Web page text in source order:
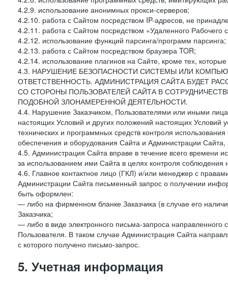
4.2.9. использование анонимных прокси-серверов;
4.2.10. работа с Сайтом посредством IP-адресов, не
4.2.11. работа с Сайтом посредством «Удаленного Рабочего
4.2.12. использование функций парсинга/программ парсинга;
4.2.13. работа с Сайтом посредством браузера TOR;
4.2.14. использование плагинов на Сайте, кроме тех,
4.3. НАРУШЕНИЕ БЕЗОПАСНОСТИ СИСТЕМЫ ИЛИ
ОТВЕТСТВЕННОСТЬ. АДМИНИСТРАЦИЯ САЙТА БУДЕТ
СО СТОРОНЫ ПОЛЬЗОВАТЕЛЕЙ САЙТА В
ПОДОБНОЙ ЗЛОНАМЕРЕННОЙ ДЕЯТЕЛЬНОСТИ.
4.4. Нарушение Заказчиком, Пользователями или иными
настоящих Условий и других положений настоящих Условий
технических и программных средств контроля
обеспечения и оборудования Сайта и Администрации
4.5. Администрация Сайта вправе в течение всего времени
за использованием ими Сайта в целях контроля
4.6. Главное контактное лицо (ГКЛ) и/или менеджер с
Администрации Сайта письменный запрос о получении
быть оформлен:
— либо на фирменном бланке Заказчика (в случае его
Заказчика;
— либо в виде электронного письма-запроса направленного
Пользователя. В таком случае Администрация Сайта
с которого получено письмо-запрос.
5. Учетная информация